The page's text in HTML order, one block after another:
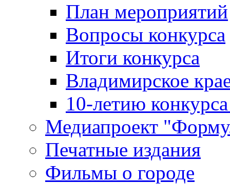
План мероприятий
Вопросы конкурса
Итоги конкурса
Владимирское
10-летию
Медиапроект
Печатные издания
Фильмы о городе